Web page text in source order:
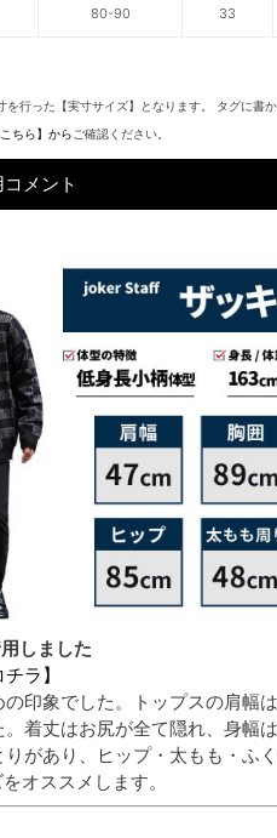
80-90 33
を行った【実寸サイズ】となります。 タグに書
こちら】から ご確認ください。
メント
しました
チラ】
印象でした。トップスの肩幅
着丈はお尻が全て隠れ、身幅
があり、ヒップ・太もも・ふ
オススメします。